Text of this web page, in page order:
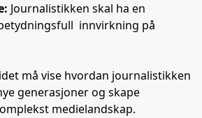
Journalistikken skal ha en
innvirkning på
må vise hvordan journalistikken
generasjoner og skape
medielandskap.